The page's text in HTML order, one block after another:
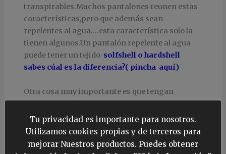
transpirables.Muchos pantalones reunen estas
características,pero que además sean
repelentes al agua….esta característica solo la
tienen algunos.Un pantalón repelente al agua
puede tener un tejido solfshell o hardshell
sabes cúal es la diferencia?( pincha aquí)
Otra cosa muy importante es que tengan
muchos bolsillos y que su cierre sea con
cremallera, así podrás llevar tus pertenencias
en ellos y si te sientas no perderás
nada.Te recomiendo que sea un
cierre de
Tu privacidad es importante para nosotros.
Utilizamos cookies propias y de terceros para
mejorar Nuestros productos. Puedes obtener